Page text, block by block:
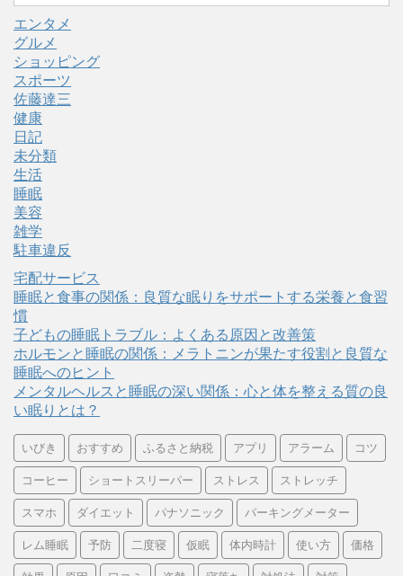
エンタメ
グルメ
ショッピング
スポーツ
佐藤達三
健康
日記
未分類
生活
睡眠
美容
雑学
駐車違反
宅配サービス
睡眠と食事の関係：良質な眠りをサポートする栄養と食習
慣
子どもの睡眠トラブル：よくある原因と改善策
ホルモンと睡眠の関係：メラトニンが果たす役割と良質な
睡眠へのヒント
メンタルヘルスと睡眠の深い関係：心と体を整える質の良
い眠りとは？
いびき おすすめ ふるさと納税 アプリ アラーム コツ
コーヒー ショートスリーパー ストレス ストレッチ
スマホ ダイエット パナソニック パーキングメーター
レム睡眠 予防 二度寝 仮眠 体内時計 使い方 価格